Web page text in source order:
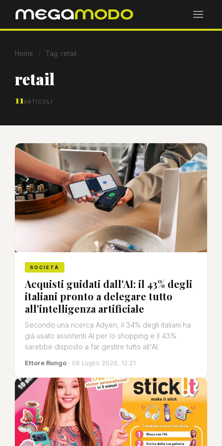
Home Tag: retail
retail
11ARTICOLI
SOCIETÀ
Acquisti guidati dall'AI: il 43% degli
italiani pronto a delegare tutto
all'intelligenza artificiale
Secondo una ricerca Adyen, il 34% degli italiani ha
già usato assistenti AI per lo shopping e il 43%
sarebbe disposto a far gestire tutto all'AI.
Ettore Rungo · 08 Luglio 2026, 12:21